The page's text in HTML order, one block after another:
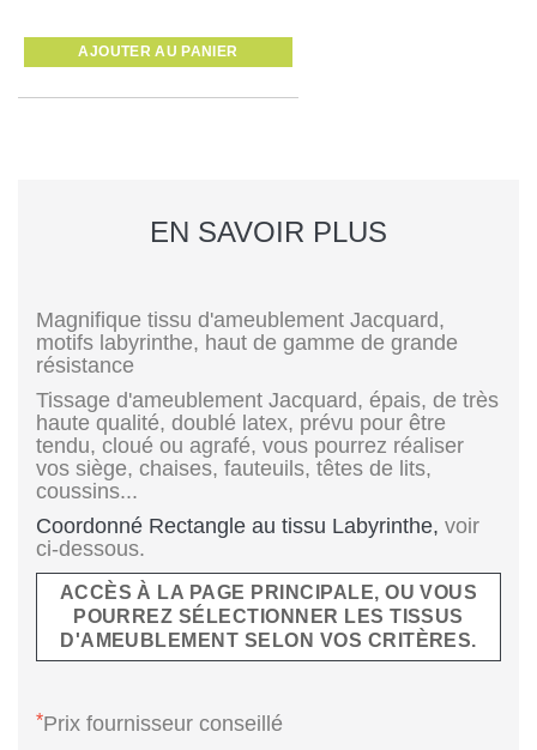
AJOUTER AU PANIER
EN SAVOIR PLUS
Magnifique tissu d'ameublement Jacquard,
motifs labyrinthe, haut de gamme de grande
résistance
Tissage d'ameublement Jacquard, épais, de très
haute qualité, doublé latex, prévu pour être
tendu, cloué ou agrafé, vous pourrez réaliser
vos siège, chaises, fauteuils, têtes de lits,
coussins...
Coordonné Rectangle au tissu Labyrinthe, voir
ci-dessous.
ACCÈS À LA PAGE PRINCIPALE, OU VOUS
POURREZ SÉLECTIONNER LES TISSUS
D'AMEUBLEMENT SELON VOS CRITÈRES.
*Prix fournisseur conseillé